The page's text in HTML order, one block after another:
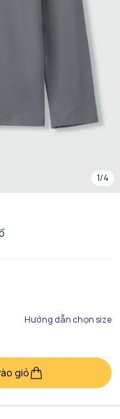
1/4
Hướng dẫn chọn size
giỏ